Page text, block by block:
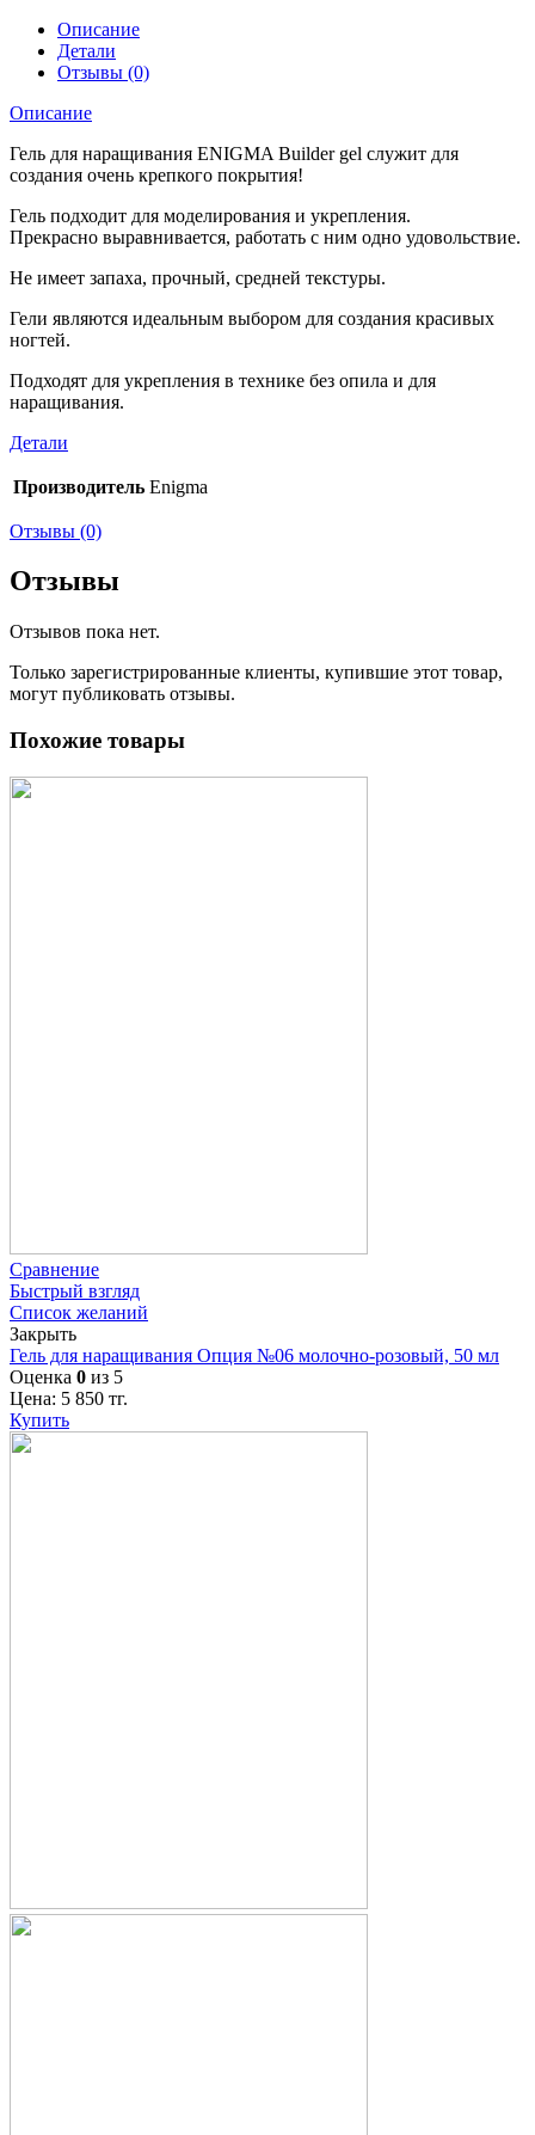
Описание
Детали
Отзывы (0)
Описание
Гель для наращивания ENIGMA Builder gel служит для
создания очень крепкого покрытия!
Гель подходит для моделирования и укрепления.
Прекрасно выравнивается, работать с ним одно удовольствие.
Не имеет запаха, прочный, средней текстуры.
Гели являются идеальным выбором для создания красивых
ногтей.
Подходят для укрепления в технике без опила и для
наращивания.
Детали
Производитель Enigma
Отзывы (0)
Отзывы
Отзывов пока нет.
Только зарегистрированные клиенты, купившие этот товар,
могут публиковать отзывы.
Похожие товары
Сравнение
Быстрый взгляд
Список желаний
Закрыть
Гель для наращивания Опция №06 молочно-розовый, 50 мл
Оценка 0 из 5
Цена: 5 850 тг.
Купить